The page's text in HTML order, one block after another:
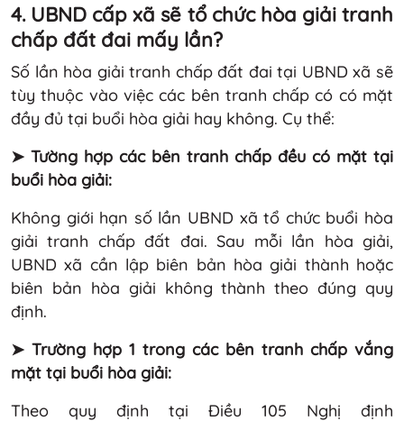
4. UBND cấp xã sẽ tổ chức hòa giải tranh
chấp đất đai mấy lần?
Số lần hòa giải tranh chấp đất đai tại UBND xã sẽ
tùy thuộc vào việc các bên tranh chấp có có mặt
đầy đủ tại buổi hòa giải hay không. Cụ thể:
➤ Tường hợp các bên tranh chấp đều có mặt tại
buổi hòa giải:
Không giới hạn số lần UBND xã tổ chức buổi hòa
giải tranh chấp đất đai. Sau mỗi lần hòa giải,
UBND xã cần lập biên bản hòa giải thành hoặc
biên bản hòa giải không thành theo đúng quy
định.
➤ Trường hợp 1 trong các bên tranh chấp vắng
mặt tại buổi hòa giải:
Theo quy định tại Điều 105 Nghị định